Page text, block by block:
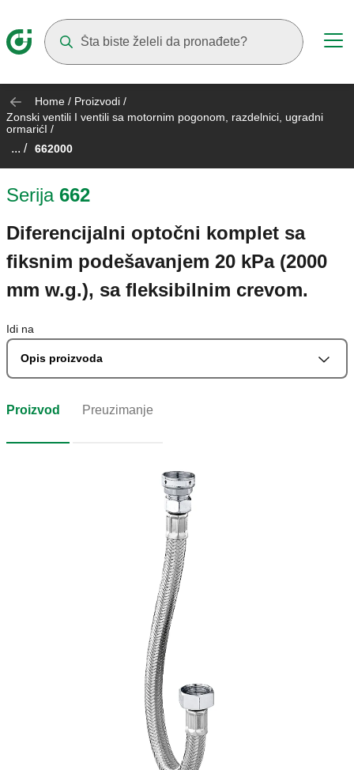
Home / Proizvodi /
Zonski ventili I ventili sa motornim pogonom, razdelnici, ugradni
ormarićI /
... / 662000
Serija 662
Diferencijalni optočni komplet sa
fiksnim podešavanjem 20 kPa (2000
mm w.g.), sa fleksibilnim crevom.
Idi na
Opis proizvoda
Proizvod Preuzimanje